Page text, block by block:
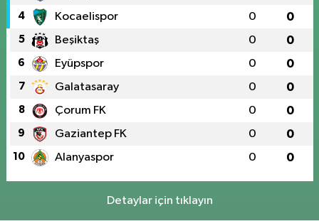
4 Kocaelispor 0 0
5 Beşiktaş 0 0
6 Eyüpspor 0 0
7 Galatasaray 0 0
8 Çorum FK 0 0
9 Gaziantep FK 0 0
10 Alanyaspor 0 0
Detaylar için tıklayın